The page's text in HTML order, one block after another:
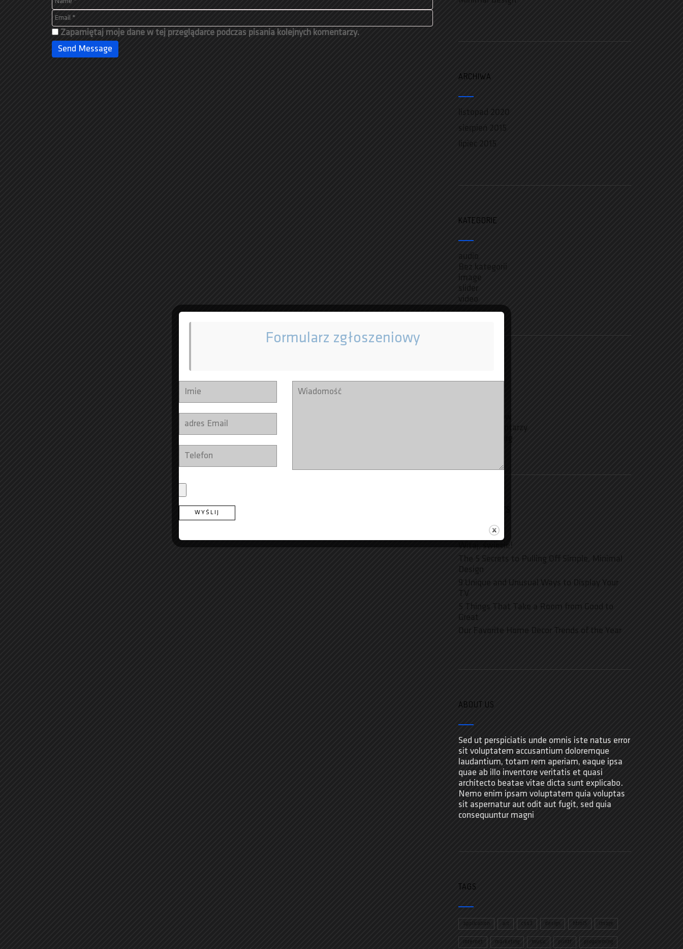
Zapamiętaj moje dane w tej przeglądarce podczas pisania kolejnych komentarzy.
ARCHIWA
listopad 2020
sierpień 2015
lipiec 2015
KATEGORIE
audio
Bez kategorii
image
slider
video
Kanał komentarzy
Witaj, świecie!
The 5 Secrets to Pulling Off Simple, Minimal
Design
9 Unique and Unusual Ways to Display Your
TV
5 Things That Take a Room from Good to
Great
Our Favorite Home Decor Trends of the Year
ABOUT US
Sed ut perspiciatis unde omnis iste natus error
sit voluptatem accusantium doloremque
laudantium, totam rem aperiam, eaque ipsa
quae ab illo inventore veritatis et quasi
architecto beatae vitae dicta sunt explicabo.
Nemo enim ipsam voluptatem quia voluptas
sit aspernatur aut odit aut fugit, sed quia
consequuntur magni
TAGS
application art css3 design html5 image
marketing music printf progamming
Formularz zgłoszeniowy